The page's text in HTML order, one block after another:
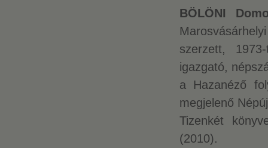
BÖLÖNI
szerzett,
igazgató,
a Hazanéző
megjelenő
Tizenkét
(2010).